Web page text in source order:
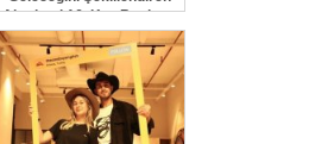
Akademi 16. Kez Başlıyor